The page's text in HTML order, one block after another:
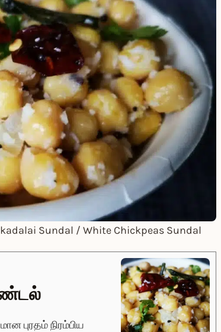
Sundal / White Chickpeas Sundal
புரதம் நிரம்பிய